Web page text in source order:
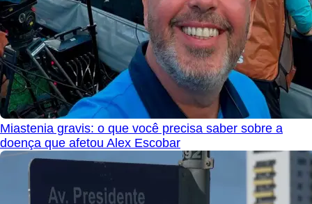
Miastenia gravis: o que você precisa saber sobre a
doença que afetou Alex Escobar